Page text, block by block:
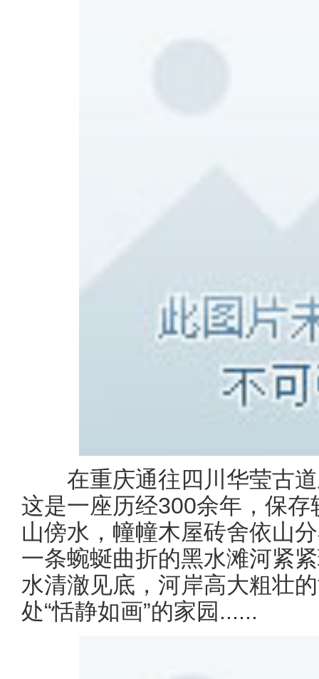
在重庆通往四川华莹古道
这是一座历经300余年，保
山傍水，幢幢木屋砖舍依山
一条蜿蜒曲折的黑水滩河紧
水清澈见底，河岸高大粗壮
处“恬静如画”的家园......